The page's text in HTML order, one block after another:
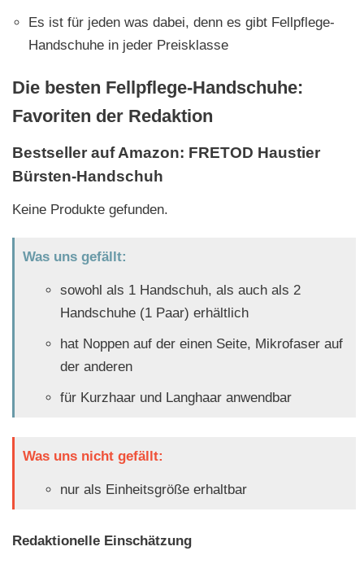
Es ist für jeden was dabei, denn es gibt Fellpflege-
Handschuhe in jeder Preisklasse
Die besten Fellpflege-Handschuhe:
Favoriten der Redaktion
Bestseller auf Amazon: FRETOD Haustier
Bürsten-Handschuh
Keine Produkte gefunden.
Was uns gefällt:
sowohl als 1 Handschuh, als auch als 2
Handschuhe (1 Paar) erhältlich
hat Noppen auf der einen Seite, Mikrofaser auf
der anderen
für Kurzhaar und Langhaar anwendbar
Was uns nicht gefällt:
nur als Einheitsgröße erhaltbar
Redaktionelle Einschätzung